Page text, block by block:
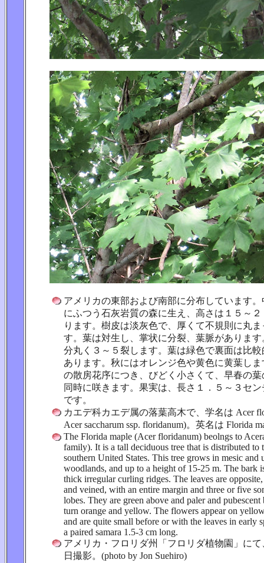
アメリカの東部および南部に分布しています
にふつう石灰岩質の森に生え、高さは１５～
ります。樹皮は淡灰色で、厚くて不規則に丸
す。葉は対生し、掌状に分裂、葉脈がありま
分丸く３～５裂します。葉は緑色で裏面は比
あります。秋にはオレンジ色や黄色に黄葉し
の散房花序につき、びどく小さくて、早春の
同時に咲きます。果実は、長さ１．５～３セ
です。
カエデ科カエデ属の落葉高木で、学名は Acer
Acer saccharum ssp. floridanum)。英名は Florida
The Florida maple (Acer floridanum) beolngs to
family). It is a tall deciduous tree that is distributed to
southern United States. This tree grows in mesic and
woodlands, and up to a height of 15-25 m. The bark
thick irregular curling ridges. The leaves are
and veined, with an entire margin and three or five
lobes. They are green above and paler and
turn orange and yellow. The flowers appear on
and are quite small before or with the leaves in early
a paired samara 1.5-3 cm long.
アメリカ・フロリダ州「フロリダ植物園」にて
日撮影。(photo by Jon Suehiro)